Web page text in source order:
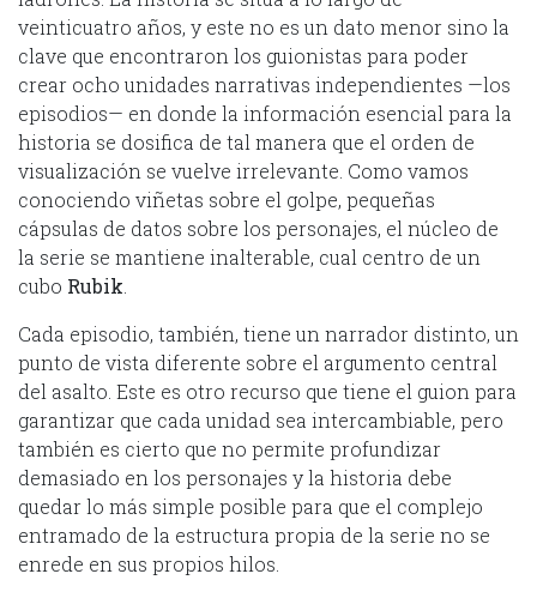
veinticuatro años, y este no es un dato menor sino la
clave que encontraron los guionistas para poder
crear ocho unidades narrativas independientes —los
episodios— en donde la información esencial para la
historia se dosifica de tal manera que el orden de
visualización se vuelve irrelevante. Como vamos
conociendo viñetas sobre el golpe, pequeñas
cápsulas de datos sobre los personajes, el núcleo de
la serie se mantiene inalterable, cual centro de un
cubo Rubik
Cada episodio, también, tiene un narrador distinto, un
punto de vista diferente sobre el argumento central
del asalto. Este es otro recurso que tiene el guion para
garantizar que cada unidad sea intercambiable, pero
también es cierto que no permite profundizar
demasiado en los personajes y la historia debe
quedar lo más simple posible para que el complejo
entramado de la estructura propia de la serie no se
enrede en sus propios hilos.